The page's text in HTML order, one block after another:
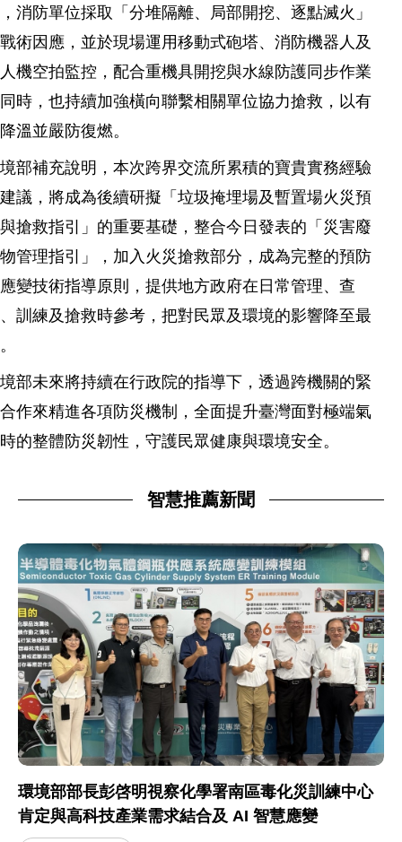
消防單位採取「分堆隔離、局部開挖、逐點滅火」
術因應，並於現場運用移動式砲塔、消防機器人及
機空拍監控，配合重機具開挖與水線防護同步作業
時，也持續加強橫向聯繫相關單位協力搶救，以有
溫並嚴防復燃。
部補充說明，本次跨界交流所累積的寶貴實務經驗
議，將成為後續研擬「垃圾掩埋場及暫置場火災預
搶救指引」的重要基礎，整合今日發表的「災害廢
管理指引」，加入火災搶救部分，成為完整的預防
變技術指導原則，提供地方政府在日常管理、查
訓練及搶救時參考，把對民眾及環境的影響降至最
部未來將持續在行政院的指導下，透過跨機關的緊
作來精進各項防災機制，全面提升臺灣面對極端氣
的整體防災韌性，守護民眾健康與環境安全。
智慧推薦新聞
環境部部長彭啓明視察化學署南區毒化災訓練中心
肯定與高科技產業需求結合及 AI 智慧應變